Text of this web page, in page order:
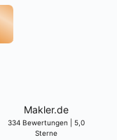
Makler.de
334 Bewer­tun­gen | 5,0
Ster­ne